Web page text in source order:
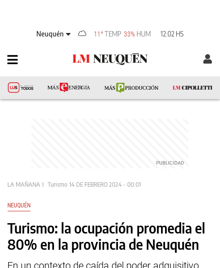
Neuquén 11° TEMP 33% HUM 12:02 HS
LA MAÑANA Turismo 14 DE FEBRERO 2024 - 00:01
NEUQUÉN
Turismo: la ocupación promedia el
80% en la provincia de Neuquén
En un contexto de caída del poder adquisitivo,